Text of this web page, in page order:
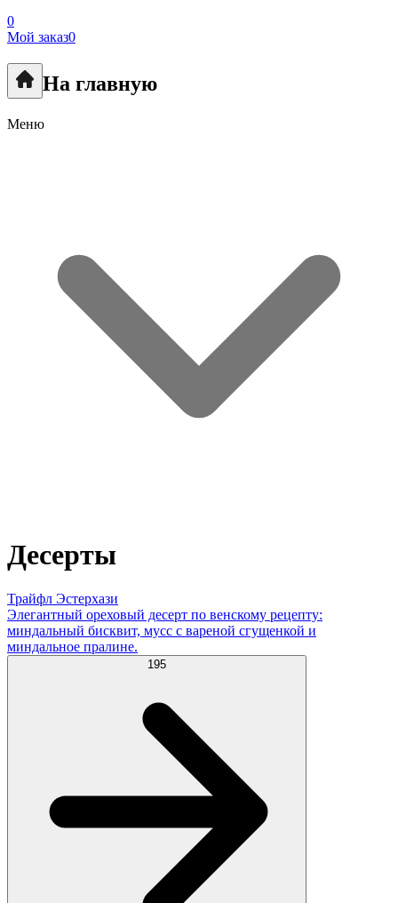
0
Мой заказ0
На главную
Меню
Десерты
Трайфл Эстерхази
Элегантный ореховый десерт по венскому рецепту:
миндальный бисквит, мусс с вареной сгущенкой и
миндальное пралине.
195